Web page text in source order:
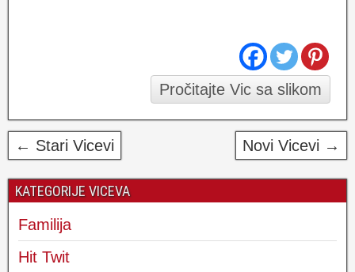
Pročitajte Vic sa slikom
← Stari Vicevi Novi Vicevi →
KATEGORIJE VICEVA
Familija
Hit Twit